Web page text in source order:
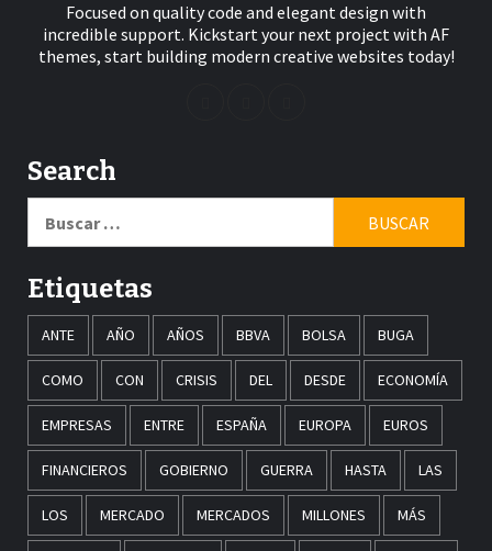
Focused on quality code and elegant design with
incredible support. Kickstart your next project with AF
themes, start building modern creative websites today!
Search
Etiquetas
ANTE AÑO AÑOS BBVA BOLSA BUGA
COMO CON CRISIS DEL DESDE ECONOMÍA
EMPRESAS ENTRE ESPAÑA EUROPA EUROS
FINANCIEROS GOBIERNO GUERRA HASTA LAS
LOS MERCADO MERCADOS MILLONES MÁS